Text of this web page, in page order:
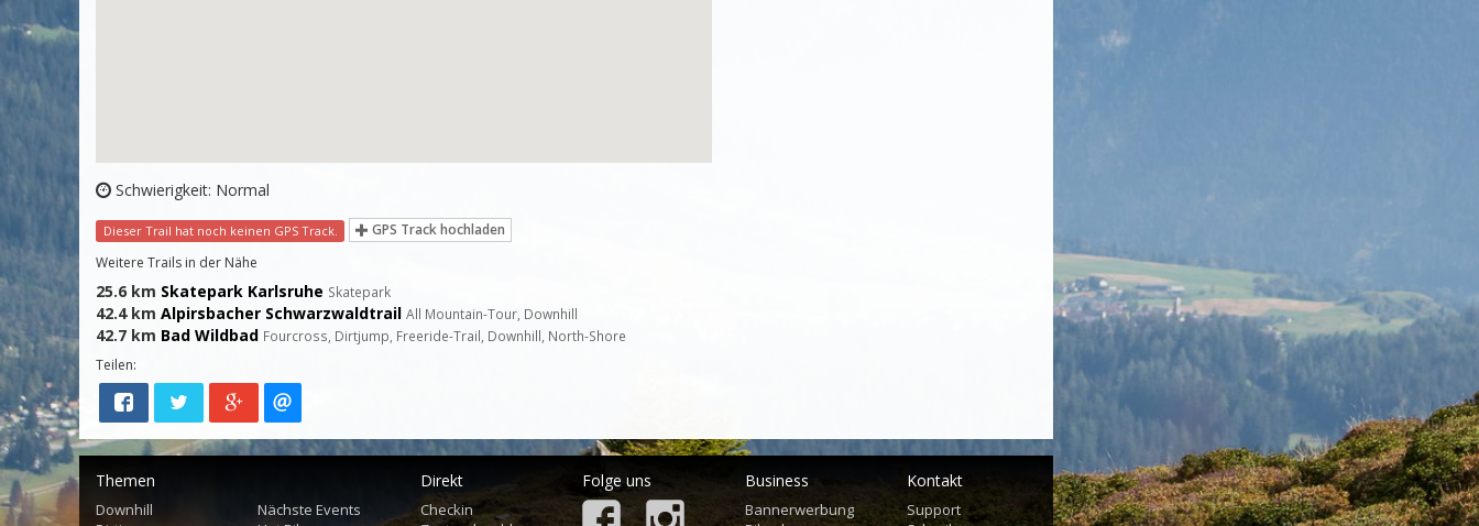
Schwierigkeit: Normal
Dieser Trail hat noch keinen GPS Track.
GPS Track hochladen
Weitere Trails in der Nähe
25.6 km Skatepark Karlsruhe Skatepark
42.4 km Alpirsbacher Schwarzwaldtrail All Mountain-Tour, Downhill
42.7 km Bad Wildbad Fourcross, Dirtjump, Freeride-Trail, Downhill, North-Shore
Teilen:
Themen
Downhill
Nächste Events
Direkt
Checkin
Folge uns Business
Bannerwerbung
Kontakt
Support